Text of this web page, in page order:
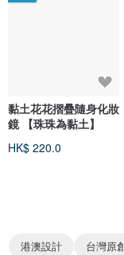
黏土花花摺疊隨身化妝
鏡 【珠珠為黏土】
HK$ 220.0
港澳設計 台灣原